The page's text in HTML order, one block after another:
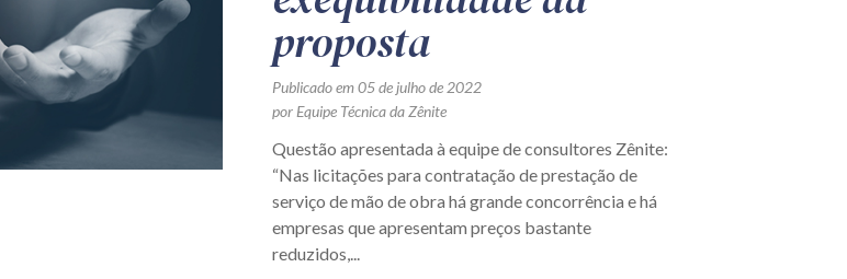
proposta
Publicado em 05 de julho de 2022
por Equipe Técnica da Zênite
Questão apresentada à equipe de consultores Zênite:
“Nas licitações para contratação de prestação de
serviço de mão de obra há grande concorrência e há
empresas que apresentam preços bastante
reduzidos,...